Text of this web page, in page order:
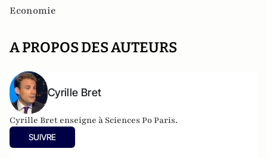
Economie
A PROPOS DES AUTEURS
Cyrille Bret
Cyrille Bret enseigne à Sciences Po Paris.
SUIVRE